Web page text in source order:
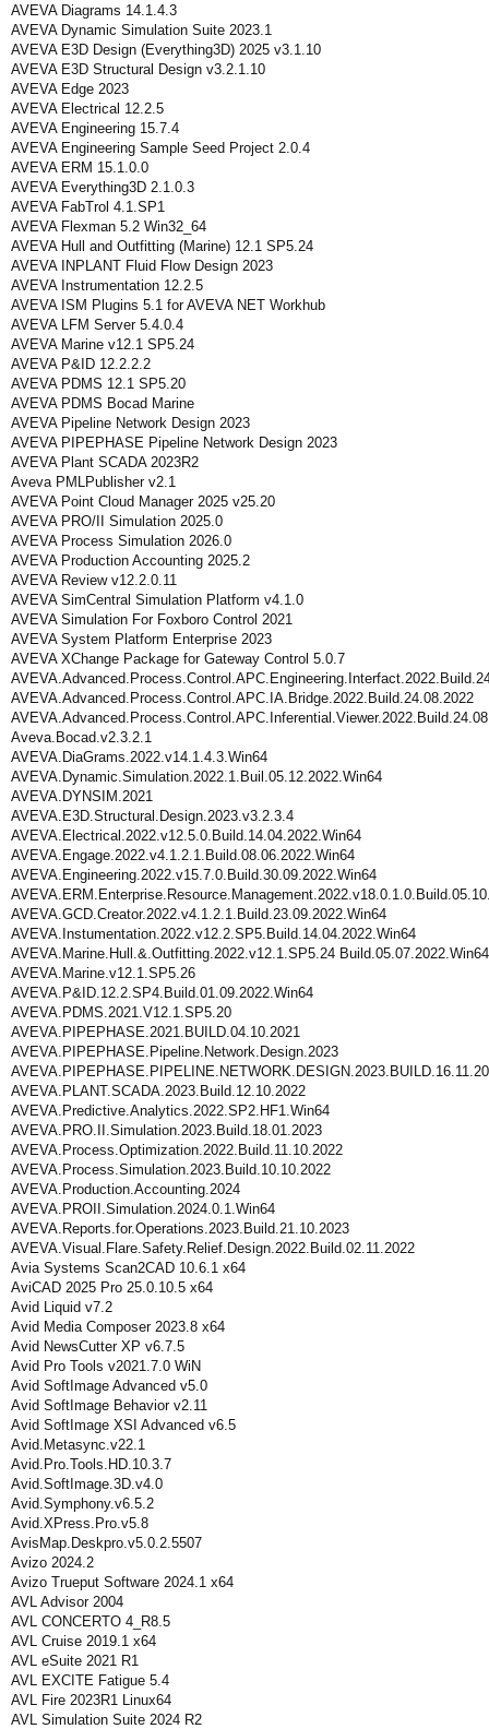
AVEVA Diagrams 14.1.4.3
AVEVA Dynamic Simulation Suite 2023.1
AVEVA E3D Design (Everything3D) 2025 v3.1.10
AVEVA E3D Structural Design v3.2.1.10
AVEVA Edge 2023
AVEVA Electrical 12.2.5
AVEVA Engineering 15.7.4
AVEVA Engineering Sample Seed Project 2.0.4
AVEVA ERM 15.1.0.0
AVEVA Everything3D 2.1.0.3
AVEVA FabTrol 4.1.SP1
AVEVA Flexman 5.2 Win32_64
AVEVA Hull and Outfitting (Marine) 12.1 SP5.24
AVEVA INPLANT Fluid Flow Design 2023
AVEVA Instrumentation 12.2.5
AVEVA ISM Plugins 5.1 for AVEVA NET Workhub
AVEVA LFM Server 5.4.0.4
AVEVA Marine v12.1 SP5.24
AVEVA P&ID 12.2.2.2
AVEVA PDMS 12.1 SP5.20
AVEVA PDMS Bocad Marine
AVEVA Pipeline Network Design 2023
AVEVA PIPEPHASE Pipeline Network Design 2023
AVEVA Plant SCADA 2023R2
Aveva PMLPublisher v2.1
AVEVA Point Cloud Manager 2025 v25.20
AVEVA PRO/II Simulation 2025.0
AVEVA Process Simulation 2026.0
AVEVA Production Accounting 2025.2
AVEVA Review v12.2.0.11
AVEVA SimCentral Simulation Platform v4.1.0
AVEVA Simulation For Foxboro Control 2021
AVEVA System Platform Enterprise 2023
AVEVA XChange Package for Gateway Control 5.0.7
AVEVA.Advanced.Process.Control.APC.IA.Bridge.2022.Build.24.08.2022
Aveva.Bocad.v2.3.2.1
AVEVA.DiaGrams.2022.v14.1.4.3.Win64
AVEVA.Dynamic.Simulation.2022.1.Buil.05.12.2022.Win64
AVEVA.DYNSIM.2021
AVEVA.E3D.Structural.Design.2023.v3.2.3.4
AVEVA.Electrical.2022.v12.5.0.Build.14.04.2022.Win64
AVEVA.Engage.2022.v4.1.2.1.Build.08.06.2022.Win64
AVEVA.Engineering.2022.v15.7.0.Build.30.09.2022.Win64
AVEVA.GCD.Creator.2022.v4.1.2.1.Build.23.09.2022.Win64
AVEVA.Instumentation.2022.v12.2.SP5.Build.14.04.2022.Win64
AVEVA.Marine.Hull.&.Outfitting.2022.v12.1.SP5.24 Build.05.07.2022.Win64
AVEVA.Marine.v12.1.SP5.26
AVEVA.P&ID.12.2.SP4.Build.01.09.2022.Win64
AVEVA.PDMS.2021.V12.1.SP5.20
AVEVA.PIPEPHASE.2021.BUILD.04.10.2021
AVEVA.PIPEPHASE.Pipeline.Network.Design.2023
AVEVA.PLANT.SCADA.2023.Build.12.10.2022
AVEVA.Predictive.Analytics.2022.SP2.HF1.Win64
AVEVA.PRO.II.Simulation.2023.Build.18.01.2023
AVEVA.Process.Optimization.2022.Build.11.10.2022
AVEVA.Process.Simulation.2023.Build.10.10.2022
AVEVA.Production.Accounting.2024
AVEVA.PROII.Simulation.2024.0.1.Win64
AVEVA.Reports.for.Operations.2023.Build.21.10.2023
AVEVA.Visual.Flare.Safety.Relief.Design.2022.Build.02.11.2022
Avia Systems Scan2CAD 10.6.1 x64
AviCAD 2025 Pro 25.0.10.5 x64
Avid Liquid v7.2
Avid Media Composer 2023.8 x64
Avid NewsCutter XP v6.7.5
Avid Pro Tools v2021.7.0 WiN
Avid SoftImage Advanced v5.0
Avid SoftImage Behavior v2.11
Avid SoftImage XSI Advanced v6.5
Avid.Metasync.v22.1
Avid.Pro.Tools.HD.10.3.7
Avid.SoftImage.3D.v4.0
Avid.Symphony.v6.5.2
Avid.XPress.Pro.v5.8
AvisMap.Deskpro.v5.0.2.5507
Avizo 2024.2
Avizo Trueput Software 2024.1 x64
AVL Advisor 2004
AVL CONCERTO 4_R8.5
AVL Cruise 2019.1 x64
AVL eSuite 2021 R1
AVL EXCITE Fatigue 5.4
AVL Fire 2023R1 Linux64
AVL Simulation Suite 2024 R2